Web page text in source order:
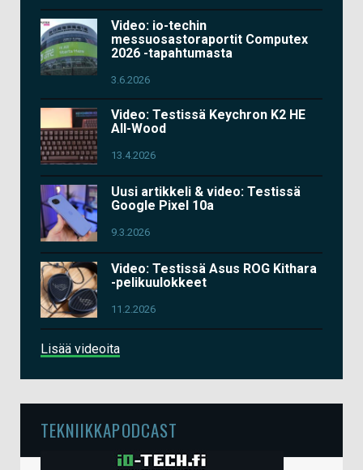
Video: io-techin
messuosastoraportit Computex
2026 -tapahtumasta
3.6.2026
Video: Testissä Keychron K2 HE
All-Wood
13.4.2026
Uusi artikkeli & video: Testissä
Google Pixel 10a
9.3.2026
Video: Testissä Asus ROG Kithara
-pelikuulokkeet
11.2.2026
Lisää videoita
TEKNIIKKAPODCAST